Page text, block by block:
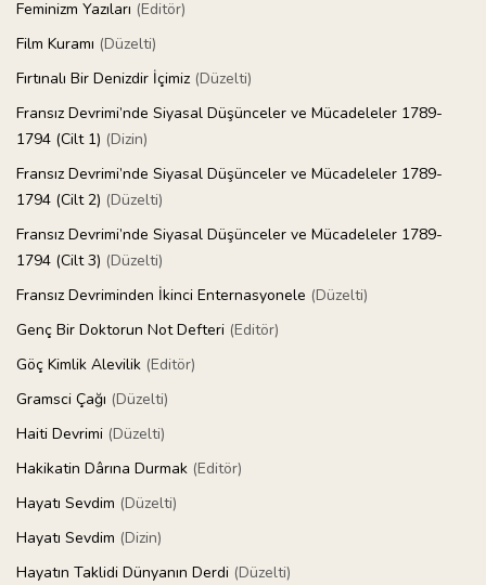
Feminizm Yazıları (Editör)
Film Kuramı (Düzelti)
Fırtınalı Bir Denizdir İçimiz (Düzelti)
Fransız Devrimi’nde Siyasal Düşünceler ve Mücadeleler 1789-
1794 (Cilt 1) (Dizin)
Fransız Devrimi’nde Siyasal Düşünceler ve Mücadeleler 1789-
1794 (Cilt 2) (Düzelti)
Fransız Devrimi’nde Siyasal Düşünceler ve Mücadeleler 1789-
1794 (Cilt 3) (Düzelti)
Fransız Devriminden İkinci Enternasyonele (Düzelti)
Genç Bir Doktorun Not Defteri (Editör)
Göç Kimlik Alevilik (Editör)
Gramsci Çağı (Düzelti)
Haiti Devrimi (Düzelti)
Hakikatin Dârına Durmak (Editör)
Hayatı Sevdim (Düzelti)
Hayatı Sevdim (Dizin)
Hayatın Taklidi Dünyanın Derdi (Düzelti)